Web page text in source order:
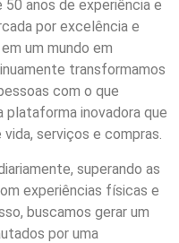
50 anos de experiência e
por excelência e
um mundo em
transformamos
com o que
inovadora que
serviços e compras.
superando as
experiências físicas e
buscamos gerar um
por uma